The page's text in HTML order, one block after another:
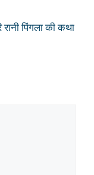
पिंगला की कथा